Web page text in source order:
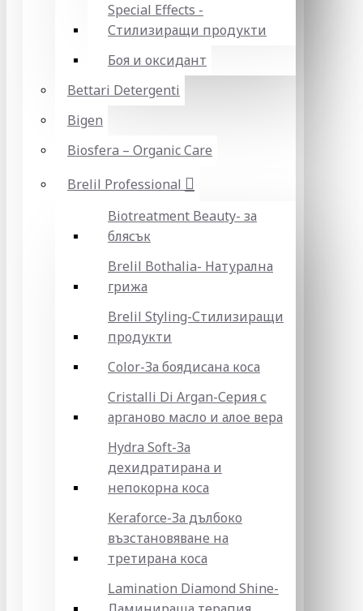
Special Effects -
Стилизиращи продукти
Боя и оксидант
Bettari Detergenti
Bigen
Biosfera – Organic Care
Brelil Professional
Biotreatment Beauty- за
блясък
Brelil Bothalia- Натурална
грижа
Brelil Styling-Стилизиращи
продукти
Color-За боядисана коса
Cristalli Di Argan-Серия с
арганово масло и алое вера
Hydra Soft-За
дехидратирана и
непокорна коса
Keraforce-За дълбоко
възстановяване на
третирана коса
Lamination Diamond Shine-